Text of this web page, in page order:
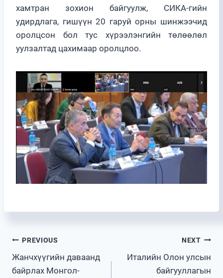
хамтран зохион байгуулж, СИКА-гийн
удирдлага, гишүүн 20 гаруй орны шинжээчид
оролцсон бол тус хүрээлэнгийн төлөөлөл
уулзалтад цахимаар оролцлоо.
Post
navigation
PREVIOUS
Жанчхүүгийн даваанд
байрлах Монгол-
NEXT
Италийн Олон улсын
байгууллагын